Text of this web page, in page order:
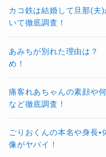
カコ鉄は結婚して旦那(夫
いて徹底調査！
あみちが別れた理由は？
め！
痛客れあちゃんの素顔や
など徹底調査！
ごりおくんの本名や身長
像がヤバイ！